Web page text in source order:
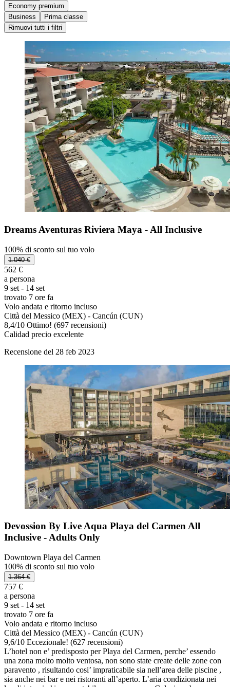
Economy premium
Business
Prima classe
Rimuovi tutti i filtri
Dreams Aventuras Riviera Maya - All Inclusive
100% di sconto sul tuo volo
1.040 €
562 €
a persona
9 set - 14 set
trovato 7 ore fa
Volo andata e ritorno incluso
Città del Messico (MEX) - Cancún (CUN)
8,4/10 Ottimo! (697 recensioni)
Calidad precio excelente
Recensione del 28 feb 2023
Devossion By Live Aqua Playa del Carmen All
Inclusive - Adults Only
Downtown Playa del Carmen
100% di sconto sul tuo volo
1.364 €
757 €
a persona
9 set - 14 set
trovato 7 ore fa
Volo andata e ritorno incluso
Città del Messico (MEX) - Cancún (CUN)
9,6/10 Eccezionale! (627 recensioni)
L’hotel non e’ predisposto per Playa del Carmen, perche’ essendo
una zona molto molto ventosa, non sono state create delle zone con
paravento , risultando cosi’ impraticabile sia nell’area delle piscine ,
sia anche nei bar e nei ristoranti all’aperto. L’aria condizionata nei